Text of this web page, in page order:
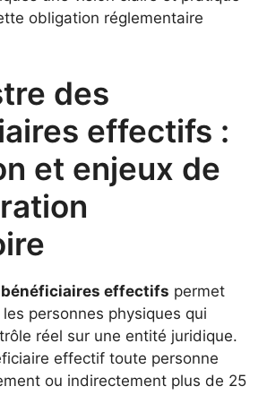
obligation réglementaire
des
effectifs :
et enjeux de
effectifs permet
personnes physiques qui
réel sur une entité juridique.
effectif toute personne
ou indirectement plus de 25